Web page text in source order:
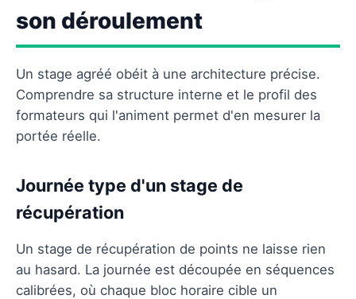
son déroulement
Un stage agréé obéit à une architecture précise.
Comprendre sa structure interne et le profil des
formateurs qui l'animent permet d'en mesurer la
portée réelle.
Journée type d'un stage de
récupération
Un stage de récupération de points ne laisse rien
au hasard. La journée est découpée en séquences
calibrées, où chaque bloc horaire cible un